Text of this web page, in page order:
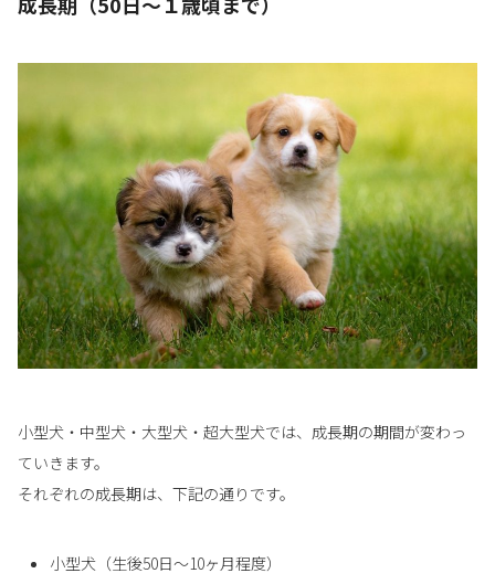
小型犬・中型犬・大型犬・超大型犬では、成長期の期間が変わっ
ていきます。
それぞれの成長期は、下記の通りです。
小型犬（生後50日〜10ヶ月程度）